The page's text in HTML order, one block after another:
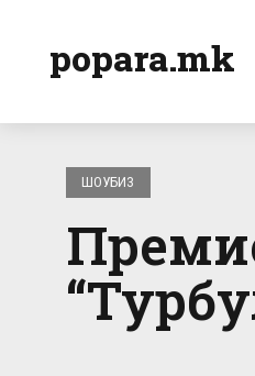
popara.mk
ШОУБИЗ